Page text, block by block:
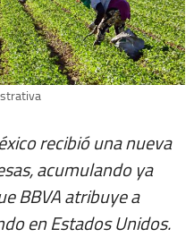
recibió una nueva
acumulando ya
BBVA atribuye a
en Estados Unidos.